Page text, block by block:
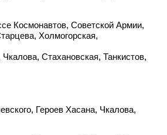
Космонавтов, Советской Армии,
Холмогорская,
Стахановская, Танкистов,
Героев Хасана, Чкалова,